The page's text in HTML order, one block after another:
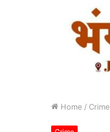
Home / Crime